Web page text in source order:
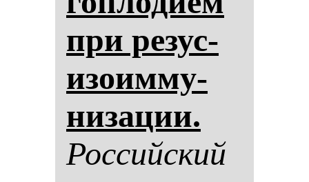
при ре­зус-
изо­им­му­
ни­за­ции.
Рос­сий­ский